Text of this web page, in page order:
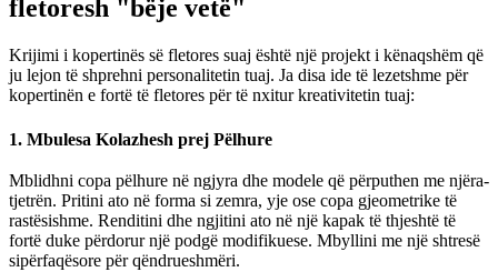
fletoresh "bëje vetë"
Krijimi i kopertinës së fletores suaj është një projekt i kënaqshëm që
ju lejon të shprehni personalitetin tuaj. Ja disa ide të lezetshme për
kopertinën e fortë të fletores për të nxitur kreativitetin tuaj:
1. Mbulesa Kolazhesh prej Pëlhure
Mblidhni copa pëlhure në ngjyra dhe modele që përputhen me njëra-
tjetrën. Pritini ato në forma si zemra, yje ose copa gjeometrike të
rastësishme. Renditini dhe ngjitini ato në një kapak të thjeshtë të
fortë duke përdorur një podgë modifikuese. Mbyllini me një shtresë
sipërfaqësore për qëndrueshmëri.